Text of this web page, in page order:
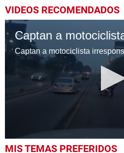
VIDEOS RECOMENDADOS
seconds
MIS TEMAS PREFERIDOS